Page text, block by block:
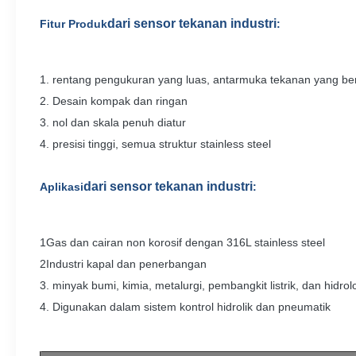
Fitur Produkdari sensor tekanan industri:
1. rentang pengukuran yang luas, antarmuka tekanan yang
2. Desain kompak dan ringan
3. nol dan skala penuh diatur
4. presisi tinggi, semua struktur stainless steel
Aplikasidari sensor tekanan industri:
1Gas dan cairan non korosif dengan 316L stainless steel
2Industri kapal dan penerbangan
3. minyak bumi, kimia, metalurgi, pembangkit listrik, dan
4. Digunakan dalam sistem kontrol hidrolik dan pneumatik